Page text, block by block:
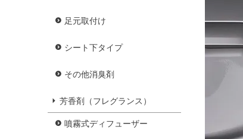
足元取付け
シート下タイプ
その他消臭剤
芳香剤（フレグランス）
噴霧式ディフューザー